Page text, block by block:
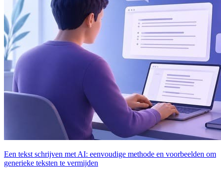
Een tekst schrijven met AI: eenvoudige methode en voorbeelden om
generieke teksten te vermijden